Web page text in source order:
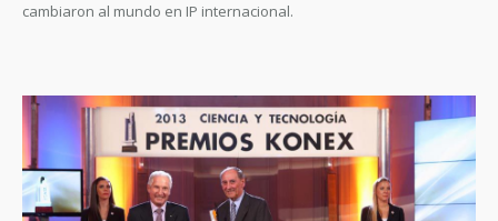
cambiaron al mundo en IP internacional.